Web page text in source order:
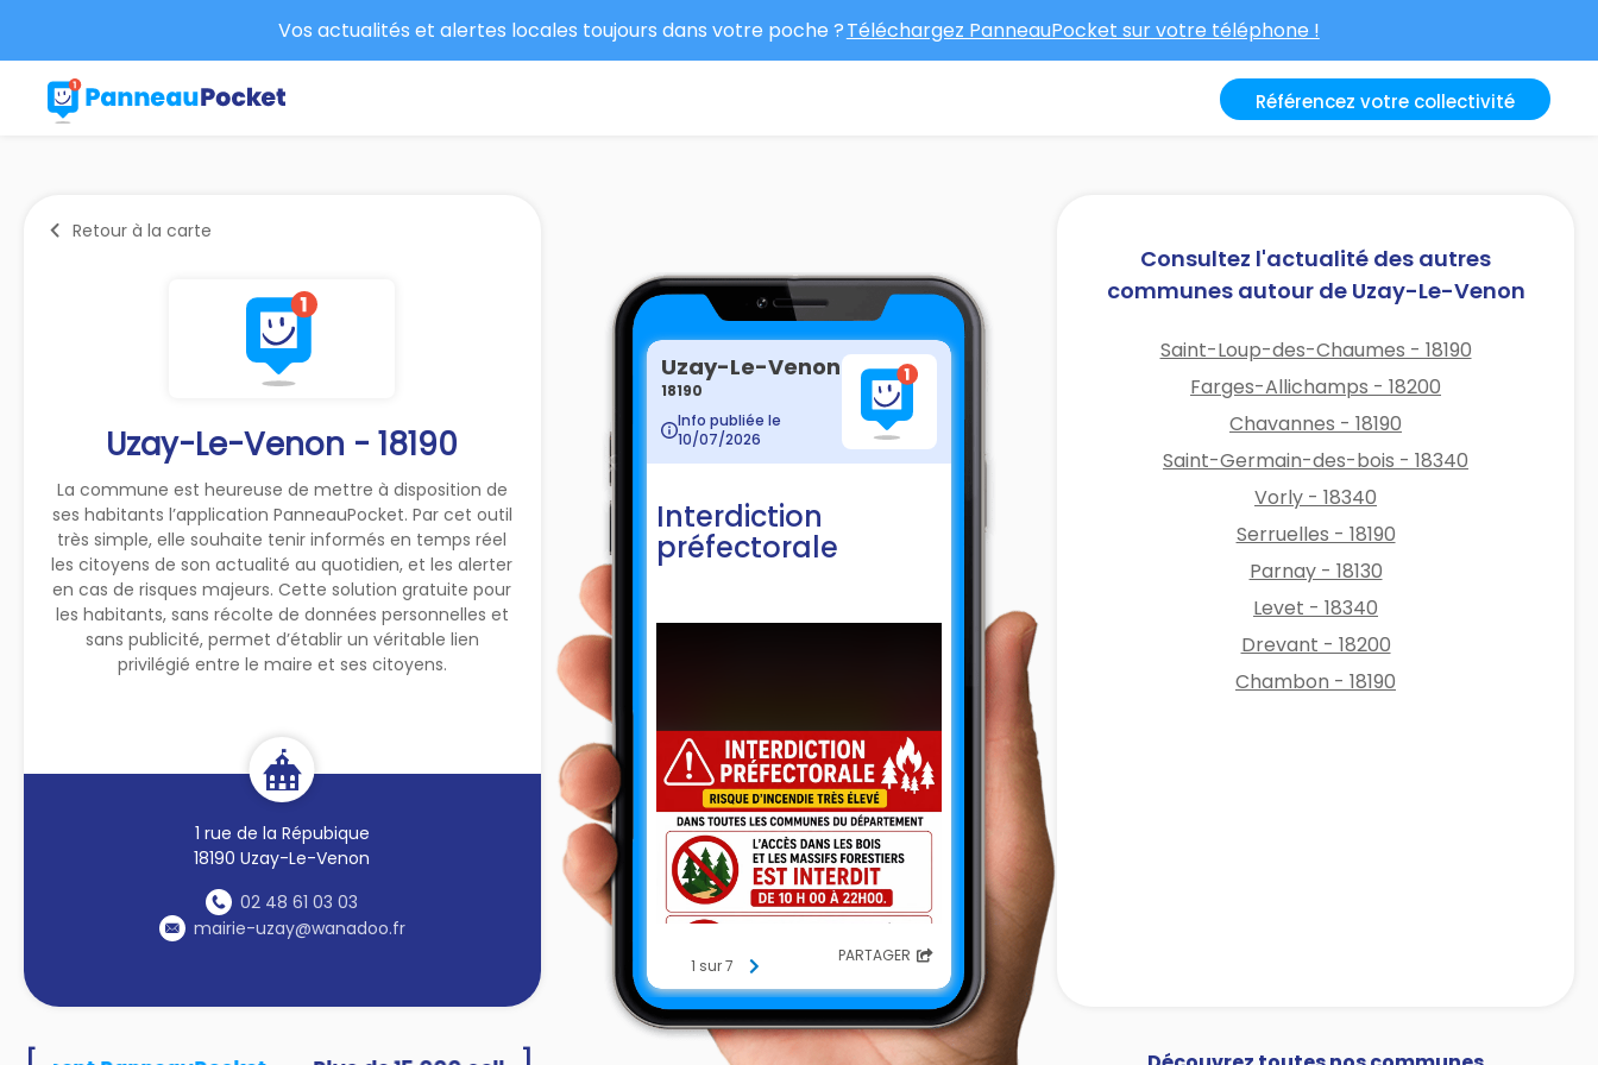
Vos actualités et alertes locales toujours dans votre poche ?Téléchargez PanneauPocket sur votre téléphone !
Référencez votre collectivité
Retour à la carte
Uzay-Le-Venon - 18190
La commune est heureuse de mettre à disposition de
ses habitants l’application PanneauPocket. Par cet outil
très simple, elle souhaite tenir informés en temps réel
les citoyens de son actualité au quotidien, et les alerter
en cas de risques majeurs. Cette solution gratuite pour
les habitants, sans récolte de données personnelles et
sans publicité, permet d’établir un véritable lien
privilégié entre le maire et ses citoyens.
1 rue de la Répubique
18190 Uzay-Le-Venon
02 48 61 03 03
mairie-uzay@wanadoo.fr
Uzay-Le-Venon
18190
Info publiée le
10/07/2026
Interdiction
préfectorale
1 sur 7 PARTAGER
Consultez l'actualité des autres
communes autour de Uzay-Le-Venon
Saint-Loup-des-Chaumes - 18190
Farges-Allichamps - 18200
Chavannes - 18190
Saint-Germain-des-bois - 18340
Vorly - 18340
Serruelles - 18190
Parnay - 18130
Levet - 18340
Drevant - 18200
Chambon - 18190